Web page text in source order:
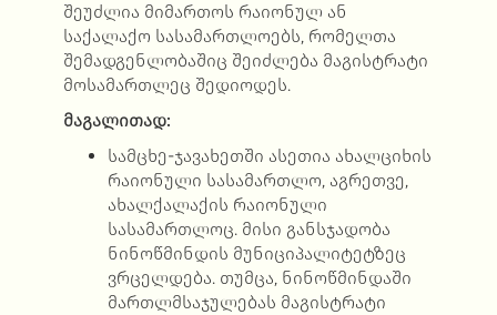
შეუძლია მიმართოს რაიონულ ან
საქალაქო სასამართლოებს, რომელთა
შემადგენლობაშიც შეიძლება მაგისტრატი
მოსამართლეც შედიოდეს.
მაგალითად:
სამცხე-ჯავახეთში ასეთია ახალციხის
რაიონული სასამართლო, აგრეთვე,
ახალქალაქის რაიონული
სასამართლოც. მისი განსჯადობა
ნინოწმინდის მუნიციპალიტეტზეც
ვრცელდება. თუმცა, ნინოწმინდაში
მართლმსაჯულებას მაგისტრატი